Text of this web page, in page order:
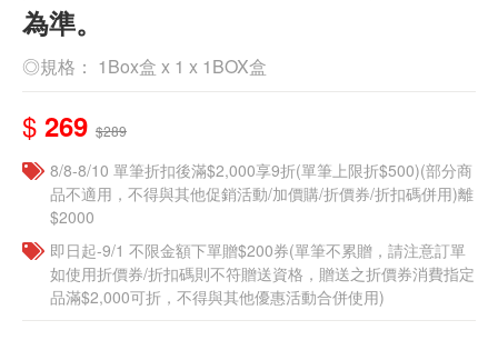
為準。
◎規格： 1Box盒 x 1 x 1BOX盒
$ 269 $289
8/8-8/10 單筆折扣後滿$2,000享9折(單筆上限折$500)(部分商
品不適用，不得與其他促銷活動/加價購/折價券/折扣碼併用)離
$2000
即日起-9/1 不限金額下單贈$200券(單筆不累贈，請注意訂單
如使用折價券/折扣碼則不符贈送資格，贈送之折價券消費指定
品滿$2,000可折，不得與其他優惠活動合併使用)